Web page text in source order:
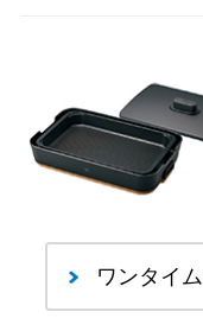
ワンタイム